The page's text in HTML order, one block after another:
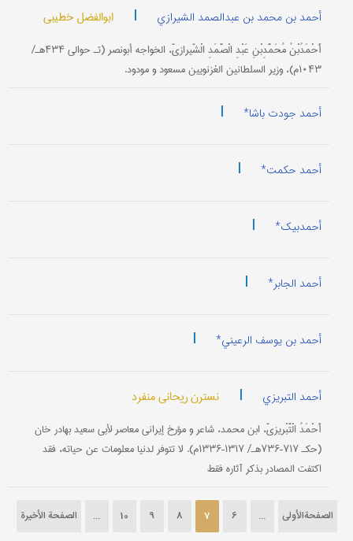
أحمد بن محمد بن عبدالصمد الشیرازي | ابوالفضل خطیبی
أَحْمَدُبْنُ مُحَمَّدِبْنِ عَبْدِ الْصَّمَدِ الْشّیرازيّ، الخواجه أبونصر (تـ حوالي ۴۳۴هـ/
۱۰۴۳م)، وزیر السلطانین الغزنویین مسعود و مودود.
أحمد جودت باشا* |
أحمد حکمت* |
أحمدبیک* |
أحمد الجابر* |
أحمد بن یوسف الرعیني* |
أحمد التبریزي | نسترن ریحانی منفرد
أَحْمَدُ الْتَّبْریزيّ، ابن محمد، شاعر و مؤرخ إیراني معاصر لأبي سعید بهادر خان
(حکـ ۷۱۷–۷۳۶هـ/ ۱۳۱۷–۱۳۳۶م). لا تتوفر لدنیا معلومات عن حیاته، فقد
اکتفت المصادر بذکر آثاره فقط:
الصفحةالأولی ...
6
7
8
9
10
... الصفحة الأخیرة